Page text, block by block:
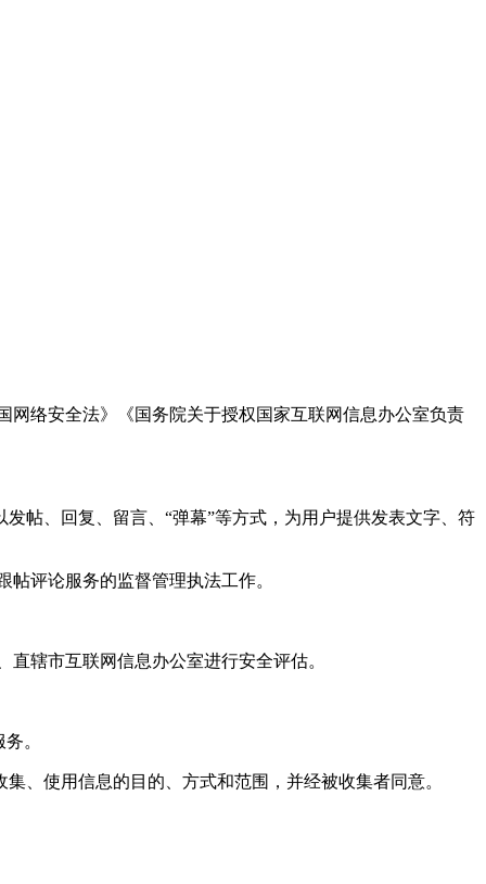
络安全法》《国务院关于授权国家互联网信息办公室负责
帖、回复、留言、“弹幕”等方式，为用户提供发表文字、符
评论服务的监督管理执法工作。
辖市互联网信息办公室进行安全评估。
。
、使用信息的目的、方式和范围，并经被收集者同意。